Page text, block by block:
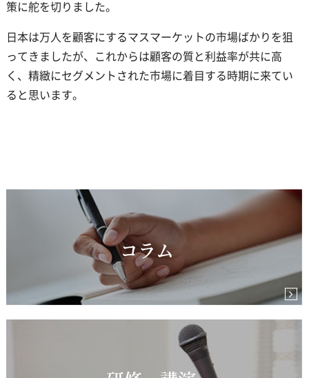
策に舵を切りました。
日本は万人を顧客にするマスマーケットの市場ばかりを狙
ってきましたが、これからは顧客の質と利益率が共に高
く、精緻にセグメントされた市場に着目する時期に来てい
ると思います。
コラム